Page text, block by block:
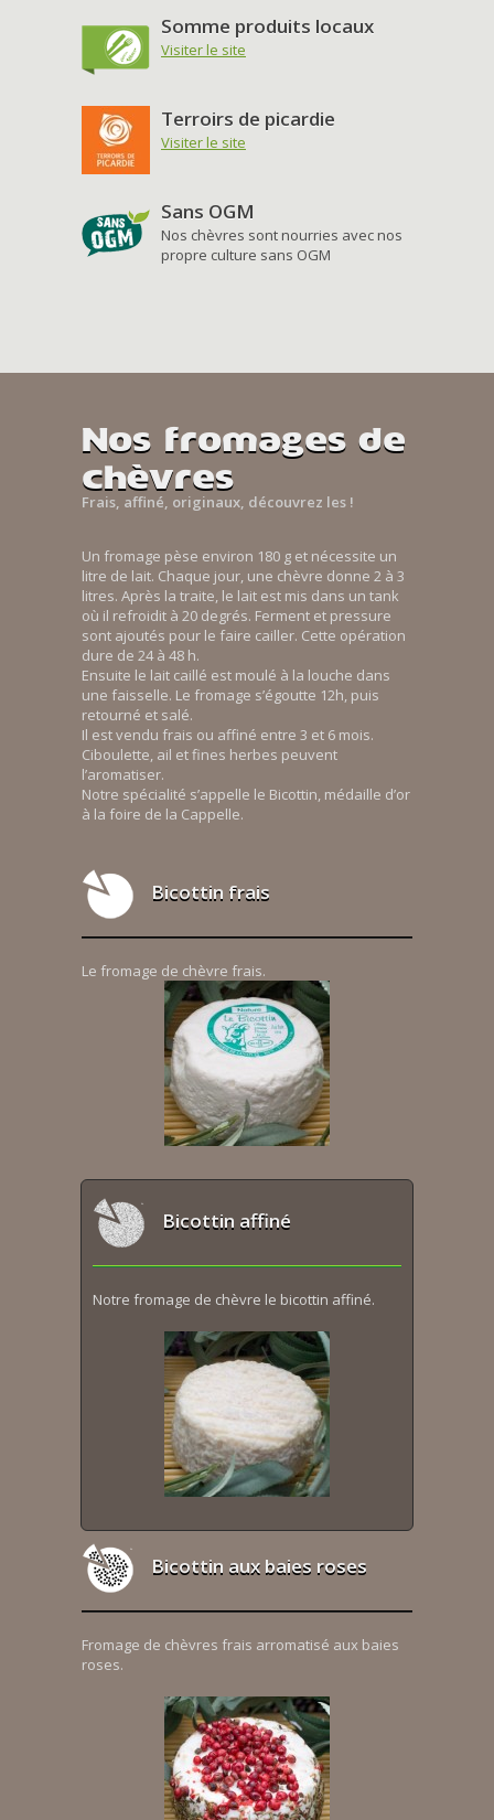
Somme produits locaux
Visiter le site
Terroirs de picardie
Visiter le site
Sans OGM
Nos chèvres sont nourries avec nos
propre culture sans OGM
Nos fromages de
chèvres
Frais, affiné, originaux, découvrez les !
Un fromage pèse environ 180 g et nécessite un
litre de lait. Chaque jour, une chèvre donne 2 à 3
litres. Après la traite, le lait est mis dans un tank
où il refroidit à 20 degrés. Ferment et pressure
sont ajoutés pour le faire cailler. Cette opération
dure de 24 à 48 h.
Ensuite le lait caillé est moulé à la louche dans
une faisselle. Le fromage s’égoutte 12h, puis
retourné et salé.
Il est vendu frais ou affiné entre 3 et 6 mois.
Ciboulette, ail et fines herbes peuvent
l’aromatiser.
Notre spécialité s’appelle le Bicottin, médaille d’or
à la foire de la Cappelle.
Bicottin frais
Le fromage de chèvre frais.
Bicottin affiné
Notre fromage de chèvre le bicottin affiné.
Bicottin aux baies roses
Fromage de chèvres frais arromatisé aux baies
roses.